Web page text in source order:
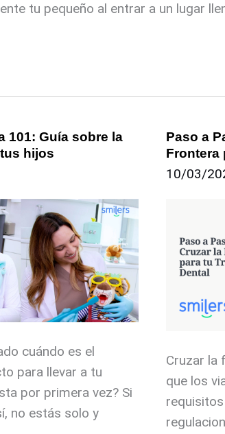
tu pequeño al entrar a un lugar
101: Guía sobre la
hijos
cuándo es el
para llevar a tu
por primera vez? Si
no estás solo y
Paso a
Frontera
10/03/
Cruzar la
que los
Paso
a
Paso:
Frontera